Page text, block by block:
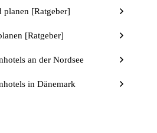
[Ratgeber]
[Ratgeber]
an der Nordsee
in Dänemark